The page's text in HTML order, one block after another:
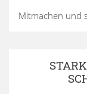
Mitmachen und